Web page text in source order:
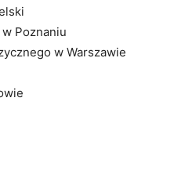
Poznaniu
w Warszawie